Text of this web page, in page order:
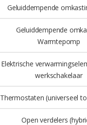
Geluiddempende
Geluiddempende
Warmtepomp
Elektrische
werkschakelaar
Thermostaten (universeel
Open verdelers